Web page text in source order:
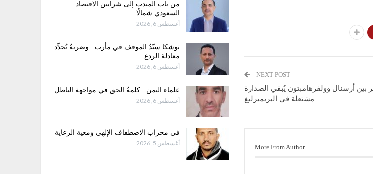
NEXT POST
بين أرسنال وولفرهامبتون يُبقي الصدارة
مشتعلة في البريميرليغ
More From Author
من باب المندب إلى شرايين الاقتصاد
السعودي شمالًا
أغسطس 6, 2026
توشكا سيّدُ الموقف في مأرب.. وضربةٌ تُجدِّد
معادلةَ الردع.
أغسطس 6, 2026
علماء اليمن.. كلمةُ الحق في مواجهة الباطل
أغسطس 6, 2026
في محراب الاصطفاف الإلهي ومعية الرعاية
أغسطس 5, 2026